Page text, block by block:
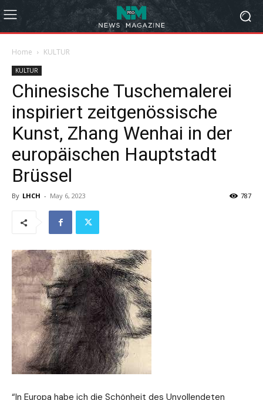
Home KULTUR
KULTUR
Chinesische Tuschemalerei
inspiriert zeitgenössische
Kunst, Zhang Wenhai in der
europäischen Hauptstadt
Brüssel
By LHCH - May 6, 2023 787
“In Europa habe ich die Schönheit des Unvollendeten